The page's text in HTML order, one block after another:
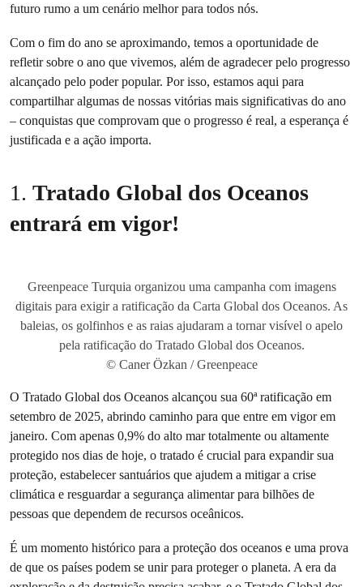
futuro rumo a um cenário melhor para todos nós.
Com o fim do ano se aproximando, temos a oportunidade de
refletir sobre o ano que vivemos, além de agradecer pelo progresso
alcançado pelo poder popular. Por isso, estamos aqui para
compartilhar algumas de nossas vitórias mais significativas do ano
– conquistas que comprovam que o progresso é real, a esperança é
justificada e a ação importa.
1. Tratado Global dos Oceanos
entrará em vigor!
Greenpeace Turquia organizou uma campanha com imagens
digitais para exigir a ratificação da Carta Global dos Oceanos. As
baleias, os golfinhos e as raias ajudaram a tornar visível o apelo
pela ratificação do Tratado Global dos Oceanos.
© Caner Özkan / Greenpeace
O Tratado Global dos Oceanos alcançou sua 60ª ratificação em
setembro de 2025, abrindo caminho para que entre em vigor em
janeiro. Com apenas 0,9% do alto mar totalmente ou altamente
protegido nos dias de hoje, o tratado é crucial para expandir sua
proteção, estabelecer santuários que ajudem a mitigar a crise
climática e resguardar a segurança alimentar para bilhões de
pessoas que dependem de recursos oceânicos.
É um momento histórico para a proteção dos oceanos e uma prova
de que os países podem se unir para proteger o planeta. A era da